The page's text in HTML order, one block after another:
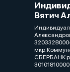
Вятич
СБЕРБАНК